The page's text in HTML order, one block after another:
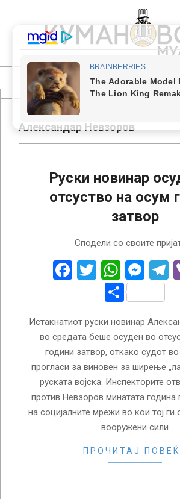
content
КУМАНОВСКИ
МУАБЕТИ
Navigation
MenuАлександар Невзоров
Руски новинар
отсуство на осум
затвор
Сподели со своите
Facebook
Twitter
Share
Истакнатиот руски новинар
во средата беше осуден во
години затвор, откако судот
прогласи за виновен за ширење
руската војска. Инспекторите
против Невзоров минатата година
на социјалните мрежи во кои тој ги
вооружени сили
ПРОЧИТАЈ